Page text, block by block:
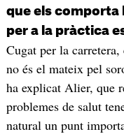
que els comporta
per a la pràctica
Cugat per la
no és el mateix pel
ha explicat Alier, que
problemes de salut
natural un punt